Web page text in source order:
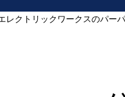
レクトリックワークスのパー